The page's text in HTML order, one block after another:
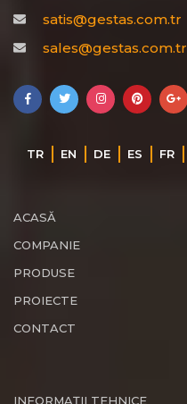
satis@gestas.com.tr
sales@gestas.com.tr
TR EN DE ES FR
ACASĂ
COMPANIE
PRODUSE
PROIECTE
CONTACT
INFORMAȚII TEHNICE